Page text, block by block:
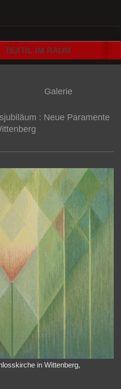
TEXTIL IM RAUM
: Neue Paramente
Wittenberg
in Wittenberg,